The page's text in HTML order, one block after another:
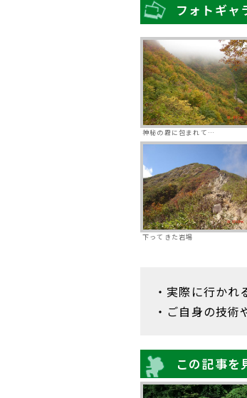
フォトギャ
神秘の霧に包まれて…
下ってきた岩場
・実際に行かれ
・ご自身の技術
この記事を